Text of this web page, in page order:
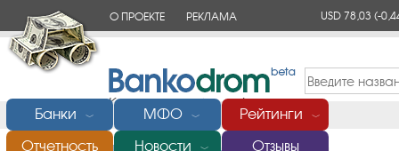
О ПРОЕКТЕ РЕКЛАМА USD 78,03(-
Банки ﹀ МФО ﹀ Рейтинги ﹀
Отчетность Новости ﹀ Отзывы